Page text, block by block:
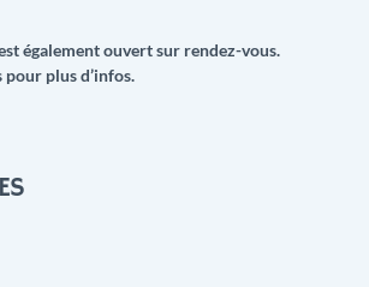
également ouvert sur rendez-vous.
plus d’infos.